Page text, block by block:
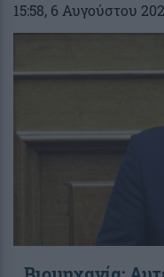
15:58, 6 Αυγούστου